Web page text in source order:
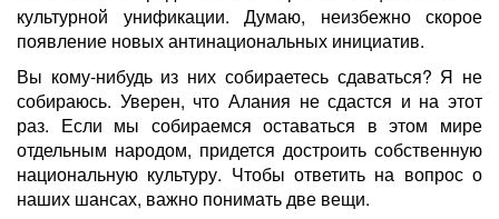
культурной унификации. Думаю, неизбежно скорое
появление новых антинациональных инициатив.
Вы кому-нибудь из них собираетесь сдаваться? Я не
собираюсь. Уверен, что Алания не сдастся и на этот
раз. Если мы собираемся оставаться в этом мире
отдельным народом, придется достроить собственную
национальную культуру. Чтобы ответить на вопрос о
наших шансах, важно понимать две вещи.